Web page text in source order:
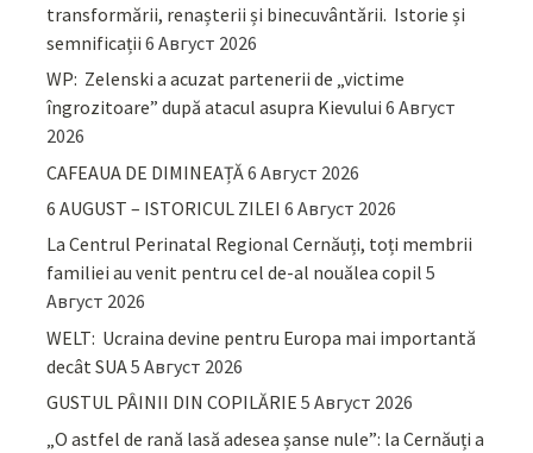
transformării, renașterii și binecuvântării. Istorie și
semnificații 6 Август 2026
WP: Zelenski a acuzat partenerii de „victime
îngrozitoare” după atacul asupra Kievului 6 Август
2026
CAFEAUA DE DIMINEAȚĂ6 Август 2026
6 AUGUST – ISTORICUL ZILEI 6 Август 2026
La Centrul Perinatal Regional Cernăuți, toți membrii
familiei au venit pentru cel de-al nouălea copil 5
Август 2026
WELT: Ucraina devine pentru Europa mai importantă
decât SUA5 Август 2026
GUSTUL PÂINII DIN COPILĂRIE 5 Август 2026
„O astfel de rană lasă adesea șanse nule”: la Cernăuți a